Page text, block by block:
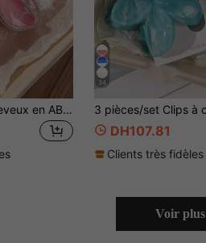
1 pièce Pince à cheveux en ABS avec motif marbré argenté pailleté et floral doux. Grande taille pour la plage, les fêtes, les coiffures de queue de cheval. Accessoire de mode printemps/été/automne pour femmes. Clips élégants pour les cheveux, idéaux pour les vacances et les tenues d'été.
34
DH107.81
Clients très fidèles
Voir plus